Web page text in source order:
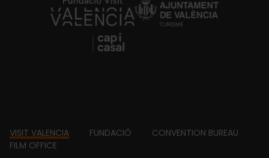
https://fundacion.visitvalencia.com/
Footer
VISIT VALENCIA FUNDACIÓ
CONVENTION BUREAU
FILM OFFICE